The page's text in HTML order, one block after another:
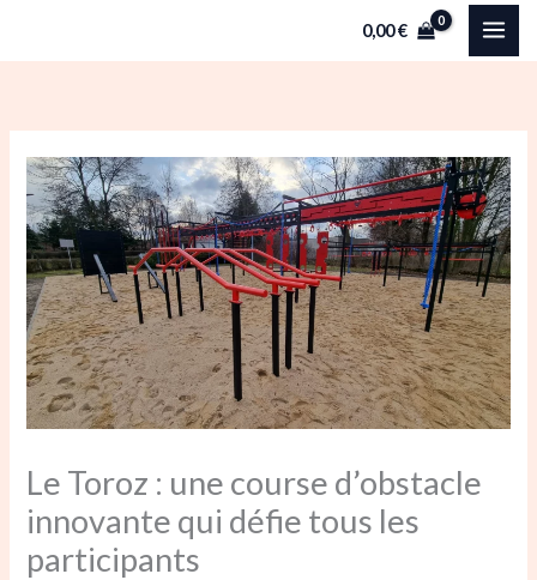
0,00€
Le Toroz : une course d’obstacle
innovante qui défie tous les
participants